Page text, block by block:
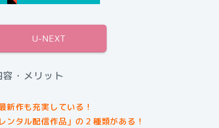
U-NEXT
・メリット
作も充実している！
タル配信作品」の２種類がある！